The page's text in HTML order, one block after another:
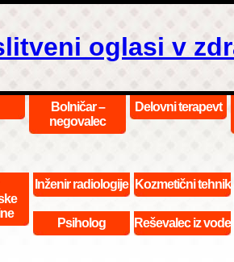
oglasi v
Bolničar –
negovalec
Delovni terapevt
Inženir radiologije Kozmetični tehnik
Psiholog
Reševalec iz vode